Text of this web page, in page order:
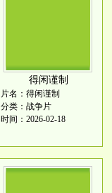
得闲谨制
片名：得闲谨制
分类：战争片
时间：2026-02-18